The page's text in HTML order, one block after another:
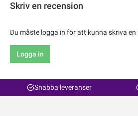
Skriv en recension
Du måste logga in för att kunna skriva en
Logga in
Snabba leveranser